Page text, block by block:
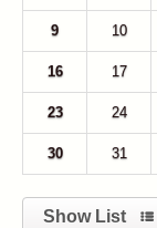
9 10
16 17
23 24
30 31
Show List